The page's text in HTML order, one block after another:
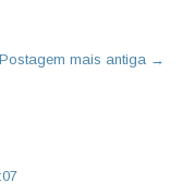
Postagem mais antiga →